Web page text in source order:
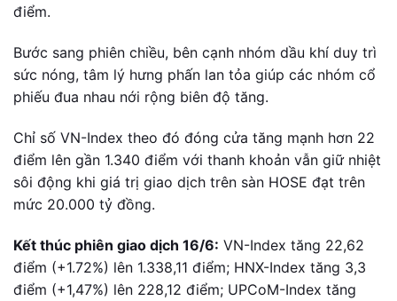
điểm.
Bước sang phiên chiều, bên cạnh nhóm dầu khí duy trì
sức nóng, tâm lý hưng phấn lan tỏa giúp các nhóm cổ
phiếu đua nhau nới rộng biên độ tăng.
Chỉ số VN-Index theo đó đóng cửa tăng mạnh hơn 22
điểm lên gần 1.340 điểm với thanh khoản vẫn giữ nhiệt
sôi động khi giá trị giao dịch trên sàn HOSE đạt trên
mức 20.000 tỷ đồng.
Kết thúc phiên giao dịch 16/6: VN-Index tăng 22,62
điểm (+1.72%) lên 1.338,11 điểm; HNX-Index tăng 3,3
điểm (+1,47%) lên 228,12 điểm; UPCoM-Index tăng